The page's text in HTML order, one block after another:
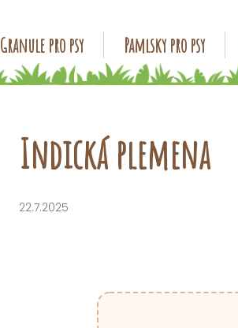
Granule pro psy Pamlsky pro psy
Indická plemena
22.7.2025
Co potřebujete najít?